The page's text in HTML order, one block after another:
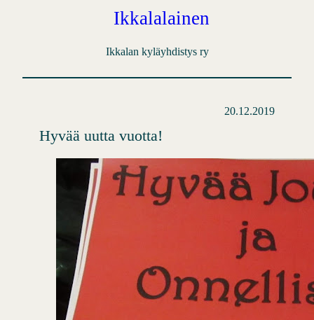
Ikkalalainen
Ikkalan kyläyhdistys ry
20.12.2019
Hyvää uutta vuotta!